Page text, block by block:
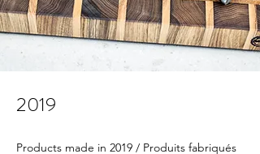
2019
Products made in 2019 / Produits fabriqués